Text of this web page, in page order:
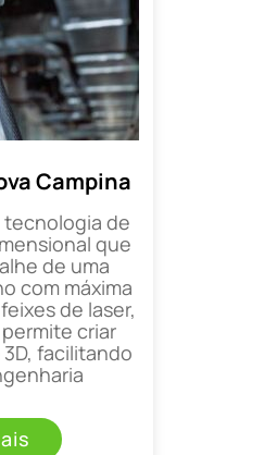
Campina
tecnologia de
que
de uma
com máxima
de laser,
criar
facilitando